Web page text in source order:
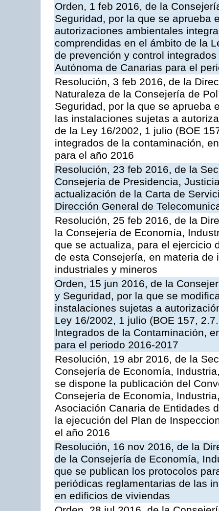
Orden, 1 feb 2016, de la
Seguridad, por la que se aprueba
autorizaciones ambientales
comprendidas en el ámbito de la
de prevención y control
Autónoma de Canarias para el
Resolución, 3 feb 2016, de la
Naturaleza de la Consejería de
Seguridad, por la que se aprueba
las instalaciones sujetas a
de la Ley 16/2002, 1 julio (BOE
integrados de la contaminación,
para el año 2016
Resolución, 23 feb 2016, de la
Consejería de Presidencia,
actualización de la Carta de
Dirección General de
Resolución, 25 feb 2016, de la
la Consejería de Economía,
que se actualiza, para el ejercicio
de esta Consejería, en materia
industriales y mineros
Orden, 15 jun 2016, de la
y Seguridad, por la que se
instalaciones sujetas a
Ley 16/2002, 1 julio (BOE 157,
Integrados de la Contaminación,
para el periodo 2016-2017
Resolución, 19 abr 2016, de la
Consejería de Economía,
se dispone la publicación del
Consejería de Economía,
Asociación Canaria de Entidades
la ejecución del Plan de
el año 2016
Resolución, 16 nov 2016, de la
de la Consejería de Economía,
que se publican los protocolos
periódicas reglamentarias de las
en edificios de viviendas